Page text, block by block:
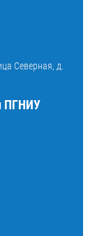
Северная, д.
ПГНИУ